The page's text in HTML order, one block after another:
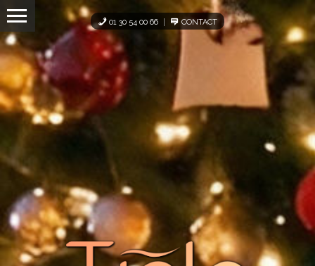
Panneau de gestion des cookies
01 30 54 00 66 CONTACT